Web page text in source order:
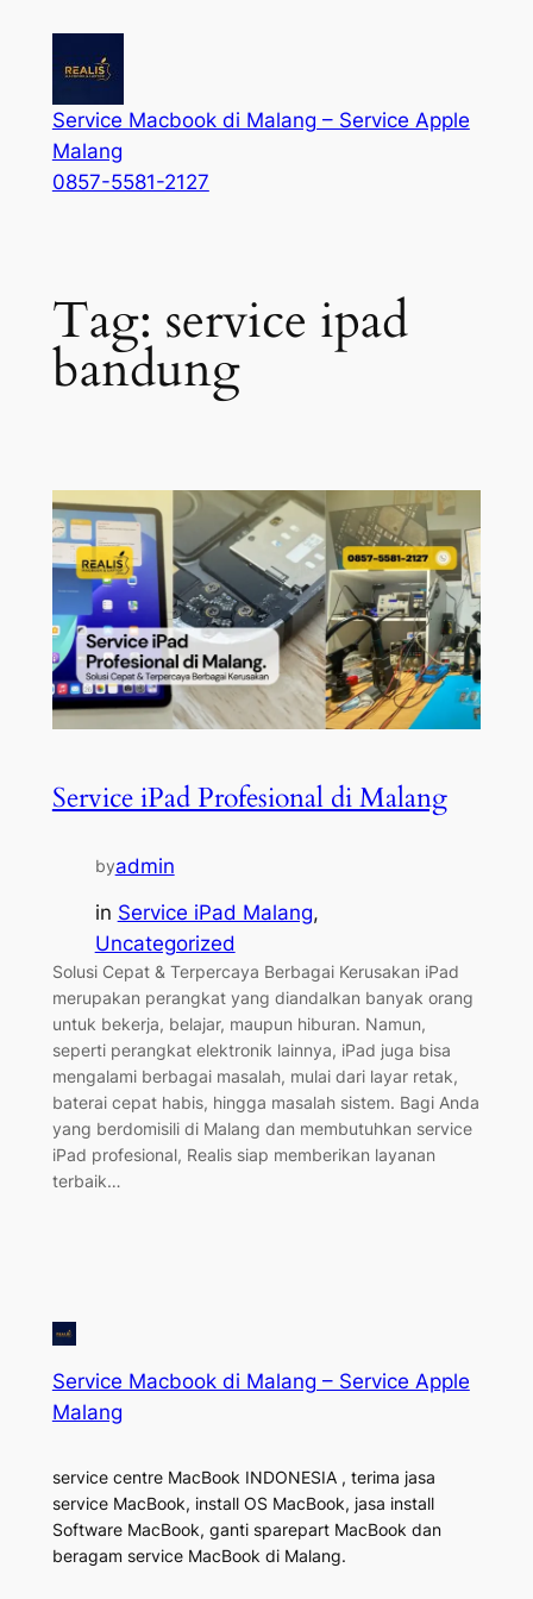
Service Macbook di Malang – Service Apple
Malang
0857-5581-2127
Tag: service ipad
bandung
Service iPad Profesional di Malang
byadmin
in Service iPad Malang
Uncategorized
Solusi Cepat & Terpercaya Berbagai Kerusakan iPad
merupakan perangkat yang diandalkan banyak orang
untuk bekerja, belajar, maupun hiburan. Namun,
seperti perangkat elektronik lainnya, iPad juga bisa
mengalami berbagai masalah, mulai dari layar retak,
baterai cepat habis, hingga masalah sistem. Bagi Anda
yang berdomisili di Malang dan membutuhkan service
iPad profesional, Realis siap memberikan layanan
terbaik…
Service Macbook di Malang – Service Apple
Malang
service centre MacBook INDONESIA , terima jasa
service MacBook, install OS MacBook, jasa install
Software MacBook, ganti sparepart MacBook dan
beragam service MacBook di Malang.